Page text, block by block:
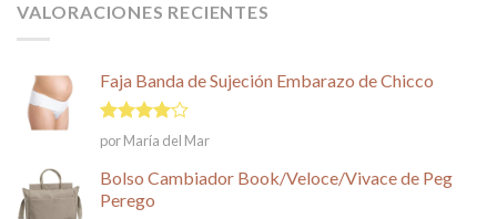
VALORACIONES RECIENTES
Faja Banda de Sujeción Embarazo de Chicco
Valorado
en
5
por María del Mar
Bolso Cambiador Book/Veloce/Vivace de Peg
Perego